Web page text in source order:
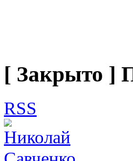
[ Закрыто ]
RSS